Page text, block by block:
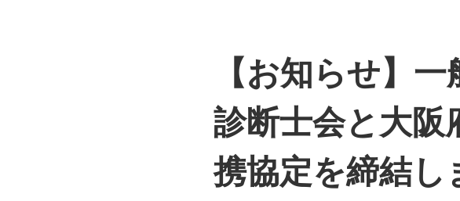
【お知らせ】
診断士会と大阪
携協定を締結し